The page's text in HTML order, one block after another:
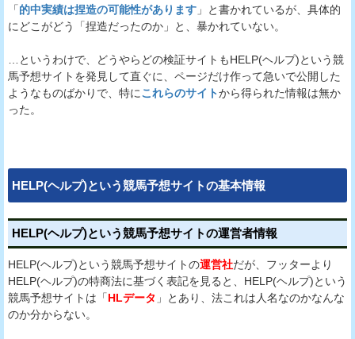
「的中実績は捏造の可能性があります 」と書かれているが、具体的
にどこがどう「捏造だったのか」と、暴かれていない。
…というわけで、どうやらどの検証サイトもHELP(ヘルプ)という競
馬予想サイトを発見して直ぐに、ページだけ作って急いで公開した
ようなものばかりで、特にこれらのサイトから得られた情報は無か
った。
HELP(ヘルプ)という競馬予想サイトの基本情報
HELP(ヘルプ)という競馬予想サイトの運営者情報
HELP(ヘルプ)という競馬予想サイトの運営社だが、フッターより
HELP(ヘルプ)の特商法に基づく表記を見ると、HELP(ヘルプ)という
競馬予想サイトは「HLデータ 」とあり、法これは人名なのかなんな
のか分からない。